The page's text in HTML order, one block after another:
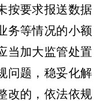
按要求报送数据
务等情况的小额
当加大监管处置
问题，稳妥化解
改的，依法依规